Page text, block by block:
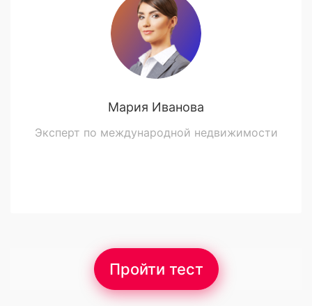
Мария Иванова
Эксперт по международной недвижимости
Пройти тест